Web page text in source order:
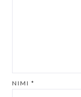
NIMI *